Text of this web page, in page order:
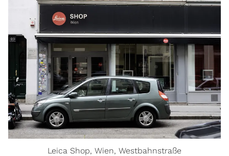
Leica Shop, Wien, Westbahnstraße